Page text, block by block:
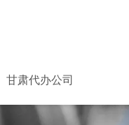
甘肃代办公司